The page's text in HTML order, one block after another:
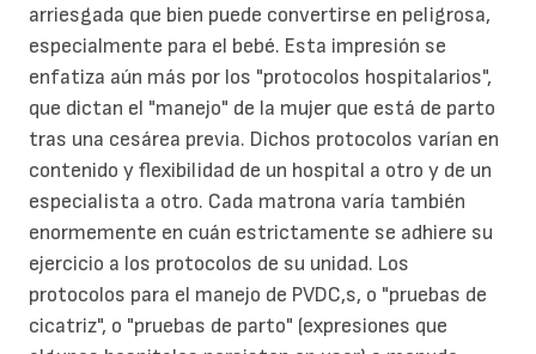
arriesgada que bien puede convertirse en peligrosa,
especialmente para el bebé. Esta impresión se
enfatiza aún más por los "protocolos hospitalarios",
que dictan el "manejo" de la mujer que está de parto
tras una cesárea previa. Dichos protocolos varían en
contenido y flexibilidad de un hospital a otro y de un
especialista a otro. Cada matrona varía también
enormemente en cuán estrictamente se adhiere su
ejercicio a los protocolos de su unidad. Los
protocolos para el manejo de PVDC,s, o "pruebas de
cicatriz", o "pruebas de parto" (expresiones que